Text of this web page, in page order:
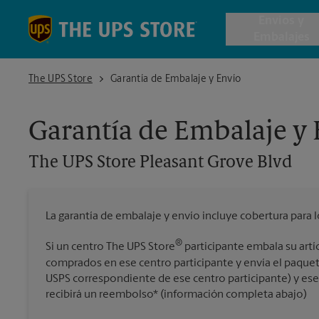
Cajas de
Todos
The UPS Store
The UPS Store Pleasant Grove Blvd
Garantía de Embalaje y Envío
Garantía de Embalaje y
The UPS Store Pleasant Grove Blvd
La garantía de embalaje y envío incluye cobertura para
Si un centro The UPS Store® participante embala su
comprados en ese centro participante y envía el
USPS correspondiente de ese centro participante) y
recibirá un reembolso* (información completa abajo)